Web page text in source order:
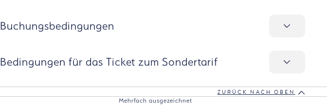
Buchungsbedingungen
Bedingungen für das Ticket zum Sondertarif
ZURÜCK NACH OBEN
Mehrfach ausgezeichnet